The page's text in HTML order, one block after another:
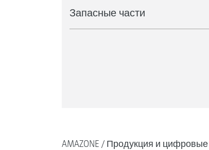
Запасные части
AMAZONE Продукция и